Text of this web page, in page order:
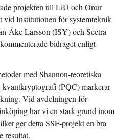
projekten till LiU och Onur
vid Institutionen för systemteknik
Åke Larsson (ISY) och Sectra
bidraget enligt
med Shannon-teoretiska
kvantkryptografi (PQC) markerar
Vid avdelningen för
har vi en stark grund inom
ger detta SSF-projekt en bra
resultat.